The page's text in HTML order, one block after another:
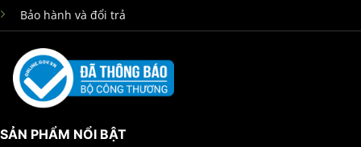
Bảo hành và đổi trả
SẢN PHẨM NỔI BẬT